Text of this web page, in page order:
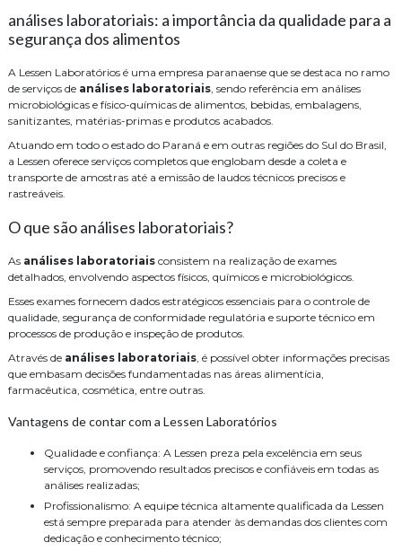
análises laboratoriais: a importância da qualidade para a
segurança dos alimentos
A Lessen Laboratórios é uma empresa paranaense que se destaca no ramo
de serviços de análises laboratoriais, sendo referência em análises
microbiológicas e físico-químicas de alimentos, bebidas, embalagens,
sanitizantes, matérias-primas e produtos acabados.
Atuando em todo o estado do Paraná e em outras regiões do Sul do Brasil,
a Lessen oferece serviços completos que englobam desde a coleta e
transporte de amostras até a emissão de laudos técnicos precisos e
rastreáveis.
O que são análises laboratoriais?
As análises laboratoriais consistem na realização de exames
detalhados, envolvendo aspectos físicos, químicos e microbiológicos.
Esses exames fornecem dados estratégicos essenciais para o controle de
qualidade, segurança de conformidade regulatória e suporte técnico em
processos de produção e inspeção de produtos.
Através de análises laboratoriais, é possível obter informações precisas
que embasam decisões fundamentadas nas áreas alimentícia,
farmacêutica, cosmética, entre outras.
Vantagens de contar com a Lessen Laboratórios
Qualidade e confiança: A Lessen preza pela excelência em seus
serviços, promovendo resultados precisos e confiáveis em todas as
análises realizadas;
Profissionalismo: A equipe técnica altamente qualificada da Lessen
está sempre preparada para atender às demandas dos clientes com
dedicação e conhecimento técnico;